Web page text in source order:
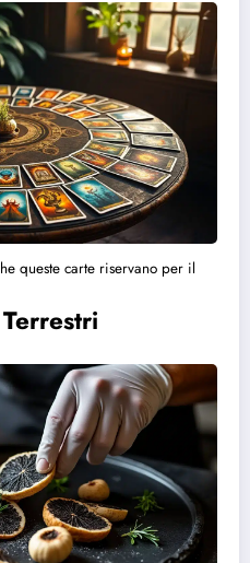
queste carte riservano per il